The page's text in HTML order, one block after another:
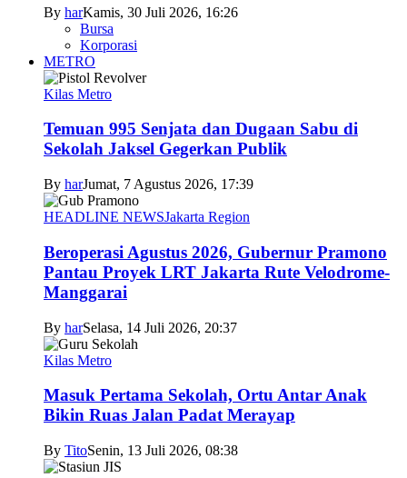
By harKamis, 30 Juli 2026, 16:26
Bursa
Korporasi
METRO
Kilas Metro
Temuan 995 Senjata dan Dugaan Sabu di
Sekolah Jaksel Gegerkan Publik
By harJumat, 7 Agustus 2026, 17:39
HEADLINE NEWSJakarta Region
Beroperasi Agustus 2026, Gubernur Pramono
Pantau Proyek LRT Jakarta Rute Velodrome-
Manggarai
By harSelasa, 14 Juli 2026, 20:37
Kilas Metro
Masuk Pertama Sekolah, Ortu Antar Anak
Bikin Ruas Jalan Padat Merayap
By TitoSenin, 13 Juli 2026, 08:38